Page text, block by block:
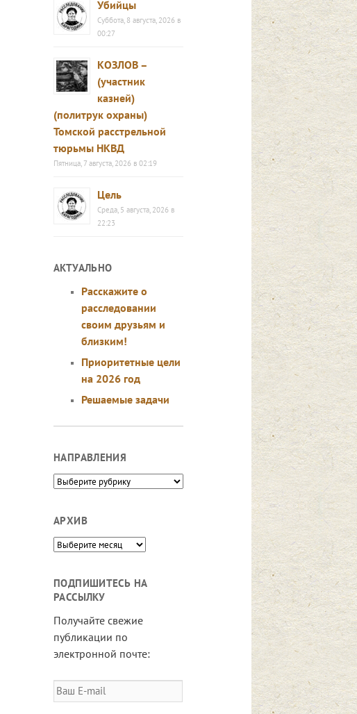
Убийцы
Суббота, 8 августа, 2026 в
00:27
КОЗЛОВ –
(участник
казней)
(политрук охраны)
Томской расстрельной
тюрьмы НКВД
Пятница, 7 августа, 2026 в 02:19
Цель
Среда, 5 августа, 2026 в
22:23
АКТУАЛЬНО
Расскажите о
расследовании
своим друзьям и
близким!
Приоритетные цели
на 2026 год
Решаемые задачи
НАПРАВЛЕНИЯ
Направления
АРХИВ
Архив
ПОДПИШИТЕСЬ НА
РАССЫЛКУ
Получайте свежие
публикации по
электронной почте:
Ваш
E-